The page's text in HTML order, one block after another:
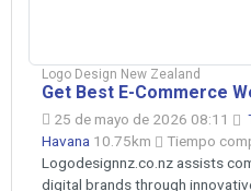
Logo Design New Zealand
Get Best E-Commerce
25 de mayo de 2026 08:11
Havana 10.75km Tiempo
Logodesignnz.co.nz assists
digital brands through